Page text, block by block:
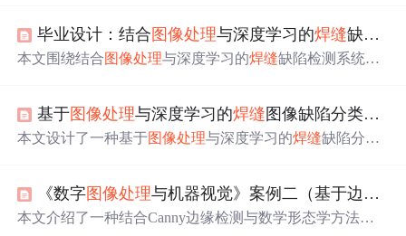
机处理计算偏差，由PLC控制步进电机调节焊枪。该系统
能实现三维空间焊缝自动跟踪和重复焊接，调试中可精确
毕业设计：结合 图像处理与深度学习的焊缝缺陷检测系统
本文围绕结合图像处理与深度学习的焊缝缺陷检测系统展
OLOv5算法原理，还说明了检测实现过程，包括数据集采
集标注、实验环境搭建及结果分析。
基于图像处理与深度学习的焊缝 图像缺陷分类与定位系统设计
本文设计了一种基于图像处理与深度学习的焊缝缺陷分类
缺陷精确定位与分类。系统涵盖数据预处理、模型训练、
结果评估及反馈优化等模块，结合AHE增强与中值滤波去
《数字图像处理与机器视觉》案例二（基于边缘检测和数学形态学
本文介绍了一种结合Canny边缘检测与数学形态学方法的